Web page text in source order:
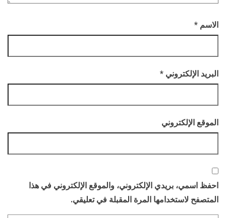
الاسم *
البريد الإلكتروني *
الموقع الإلكتروني
احفظ اسمي، بريدي الإلكتروني، والموقع الإلكتروني في هذا
المتصفح لاستخدامها المرة المقبلة في تعليقي.